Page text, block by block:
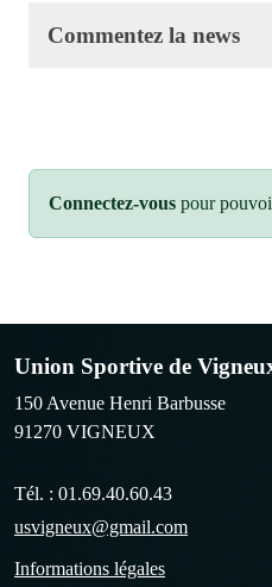
Commentez la news
Connectez-vous pour
Union Sportive de
150 Avenue Henri Barbusse
91270 VIGNEUX
Tél. : 01.69.40.60.43
usvigneux@gmail.com
Informations légales